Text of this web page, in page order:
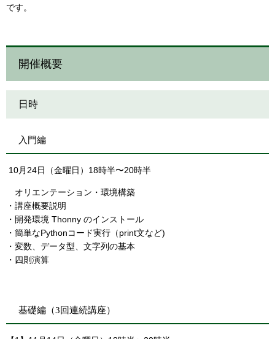
です。
開催概要
日時
入門編
10月24日（金曜日）18時半〜20時半
オリエンテーション・環境構築
・講座概要説明
・開発環境 Thonny のインストール
・簡単なPythonコード実行（print文など)
・変数、データ型、文字列の基本
・四則演算
基礎編（3回連続講座）